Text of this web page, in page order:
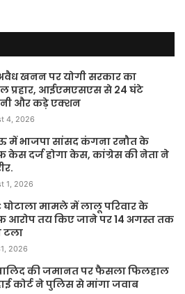
खनन पर योगी सरकार का
प्रहार, आईएमएसएस से 24 घंटे
और कड़े एक्शन
4, 2026
भाजपा सांसद कंगना रनौत के
केस दर्ज होगा केस, कांग्रेस की नेता ने
1, 2026
घोटाला मामले में लालू परिवार के
आरोप तय किए जाने पर 14 अगस्त तक
2026
की जमानत पर फैसला फिलहाल
कोर्ट ने पुलिस से मांगा जवाब